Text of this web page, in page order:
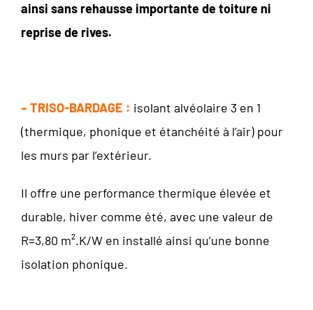
ainsi sans rehausse importante de toiture ni
reprise de rives.
– TRISO-BARDAGE : isolant alvéolaire 3 en 1
(thermique, phonique et étanchéité à l’air) pour
les murs par l’extérieur.
Il offre une performance thermique élevée et
durable, hiver comme été, avec une valeur de
R=3,80 m².K/W en installé ainsi qu’une bonne
isolation phonique.